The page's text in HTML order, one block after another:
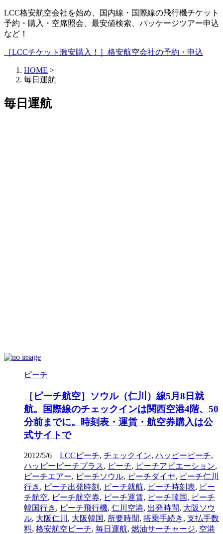
LCC格安航空会社を始め、国内線・国際線の飛行機チケット
予約・購入・空席照会、最安値検索、パッケージツアー申込
など！
［LCCチケット激安購入！］格安航空会社の予約・申込
HOME >
毎日運航
毎日運航
ピーチ
［ピーチ航空］ソウル（仁川）線5月8日就
航。国際線のチェックインは関西空港4階、50
分前までに。時刻表・運賃・航空券購入は公
式サイトで
2012/5/6 LCCピーチ, チェックイン, ハッピーピーチ,
ハッピーピーチプラス, ピーチ, ピーチアビエーション,
ピーチエアー, ピーチソウル, ピーチダイヤ, ピーチ仁川
行き , ピーチ出発時刻 , ピーチ就航, ピーチ時刻表, ピー
チ航空, ピーチ航空券, ピーチ運賃, ピーチ韓国, ピーチ
韓国行き , ピーチ飛行機, 仁川空港, 出発時間, 大阪ソウ
ル, 大阪仁川 , 大阪韓国, 所要時間, 搭乗手続き , 支払手数
料, 格安航空ピーチ, 毎日運航, 燃油サーチャージ, 空港